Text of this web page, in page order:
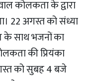
कोलकता के द्वारा
22 अगस्त को संध्या
के साथ भजनों का
की प्रियंका
को सुबह 4 बजे